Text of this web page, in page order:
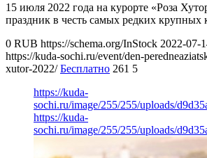
15 июля 2022 года на курорте «Роза
праздник в честь самых редких крупных
0 RUB https://schema.org/InStock 2022-07-
https://kuda-sochi.ru/event/den-
xutor-2022/ Бесплатно 261 5
https://kuda-
sochi.ru/image/255/255/uploads/
https://kuda-
sochi.ru/image/255/255/uploads/